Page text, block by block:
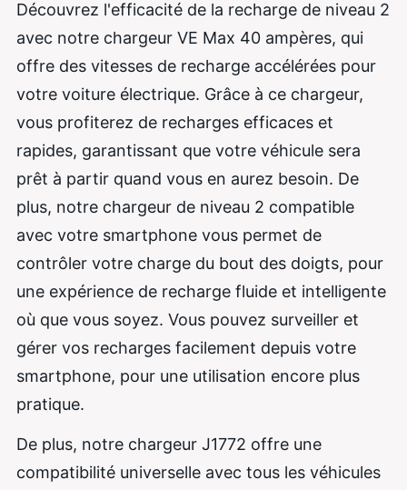
Découvrez l'efficacité de la recharge de niveau 2
avec notre chargeur VE Max 40 ampères, qui
offre des vitesses de recharge accélérées pour
votre voiture électrique. Grâce à ce chargeur,
vous profiterez de recharges efficaces et
rapides, garantissant que votre véhicule sera
prêt à partir quand vous en aurez besoin. De
plus, notre chargeur de niveau 2 compatible
avec votre smartphone vous permet de
contrôler votre charge du bout des doigts, pour
une expérience de recharge fluide et intelligente
où que vous soyez. Vous pouvez surveiller et
gérer vos recharges facilement depuis votre
smartphone, pour une utilisation encore plus
pratique.
De plus, notre chargeur J1772 offre une
compatibilité universelle avec tous les véhicules